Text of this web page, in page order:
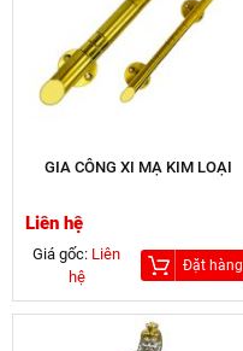
GIA CÔNG XI MẠ KIM LOẠI
Liên hệ
Giá gốc: Liên
hệ
Đặt hàng